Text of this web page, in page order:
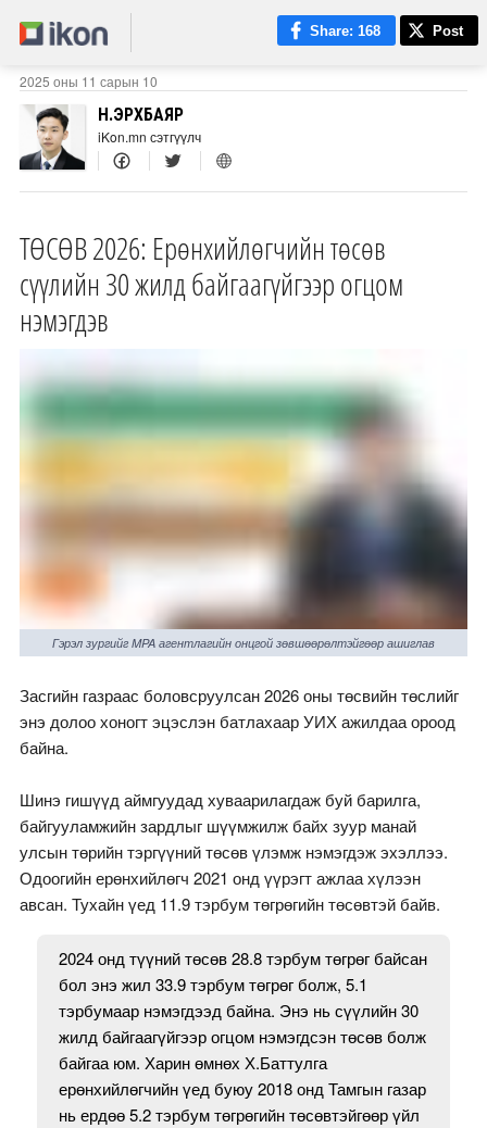
Share: 168 Post
2025 оны 11 сарын 10
Н.ЭРХБАЯР
iKon.mn сэтгүүлч
ТӨСӨВ 2026: Ерөнхийлөгчийн төсөв
сүүлийн 30 жилд байгаагүйгээр огцом
нэмэгдэв
Гэрэл зургийг MPA агентлагийн онцгой зөвшөөрөлтэйгөөр ашиглав
Засгийн газраас боловсруулсан 2026 оны төсвийн төслийг
энэ долоо хоногт эцэслэн батлахаар УИХ ажилдаа ороод
байна.
Шинэ гишүүд аймгуудад хуваарилагдаж буй барилга,
байгууламжийн зардлыг шүүмжилж байх зуур манай
улсын төрийн тэргүүний төсөв үлэмж нэмэгдэж эхэллээ.
Одоогийн ерөнхийлөгч 2021 онд үүрэгт ажлаа хүлээн
авсан. Тухайн үед 11.9 тэрбум төгрөгийн төсөвтэй байв.
2024 онд түүний төсөв 28.8 тэрбум төгрөг байсан
бол энэ жил 33.9 тэрбум төгрөг болж, 5.1
тэрбумаар нэмэгдээд байна. Энэ нь сүүлийн 30
жилд байгаагүйгээр огцом нэмэгдсэн төсөв болж
байгаа юм. Харин өмнөх Х.Баттулга
ерөнхийлөгчийн үед буюу 2018 онд Тамгын газар
нь ердөө 5.2 тэрбум төгрөгийн төсөвтэйгөөр үйл